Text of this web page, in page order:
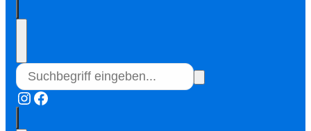
Instagram
Facebook